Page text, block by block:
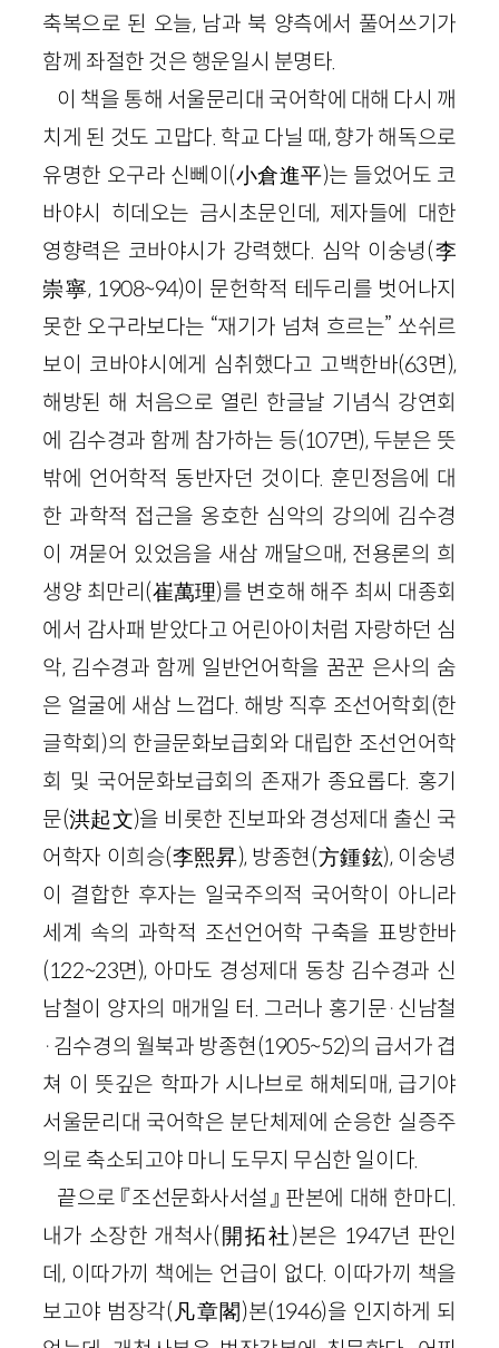
축복으로 된 오늘, 남과 북 양측에서 풀어쓰기가
함께 좌절한 것은 행운일시 분명타.
이 책을 통해 서울문리대 국어학에 대해 다시 깨
치게 된 것도 고맙다. 학교 다닐 때, 향가 해독으로
유명한 오구라 신뻬이(小倉進平)는 들었어도 코
바야시 히데오는 금시초문인데, 제자들에 대한
영향력은 코바야시가 강력했다. 심악 이숭녕(李
崇寧, 1908~94)이 문헌학적 테두리를 벗어나지
못한 오구라보다는 “재기가 넘쳐 흐르는” 쏘쉬르
보이 코바야시에게 심취했다고 고백한바(63면),
해방된 해 처음으로 열린 한글날 기념식 강연회
에 김수경과 함께 참가하는 등(107면), 두분은 뜻
밖에 언어학적 동반자던 것이다. 훈민정음에 대
한 과학적 접근을 옹호한 심악의 강의에 김수경
이 껴묻어 있었음을 새삼 깨달으매, 전용론의 희
생양 최만리(崔萬理)를 변호해 해주 최씨 대종회
에서 감사패 받았다고 어린아이처럼 자랑하던 심
악, 김수경과 함께 일반언어학을 꿈꾼 은사의 숨
은 얼굴에 새삼 느껍다. 해방 직후 조선어학회(한
글학회)의 한글문화보급회와 대립한 조선언어학
회 및 국어문화보급회의 존재가 종요롭다. 홍기
문(洪起文)을 비롯한 진보파와 경성제대 출신 국
어학자 이희승(李熙昇), 방종현(方鍾鉉), 이숭녕
이 결합한 후자는 일국주의적 국어학이 아니라
세계 속의 과학적 조선언어학 구축을 표방한바
(122~23면), 아마도 경성제대 동창 김수경과 신
남철이 양자의 매개일 터. 그러나 홍기문·신남철
·김수경의 월북과 방종현(1905~52)의 급서가 겹
쳐 이 뜻깊은 학파가 시나브로 해체되매, 급기야
서울문리대 국어학은 분단체제에 순응한 실증주
의로 축소되고야 마니 도무지 무심한 일이다.
끝으로 『조선문화사서설』 판본에 대해 한마디.
내가 소장한 개척사(開拓社)본은 1947년 판인
데, 이따가끼 책에는 언급이 없다. 이따가끼 책을
보고야 범장각(凡章閣)본(1946)을 인지하게 되